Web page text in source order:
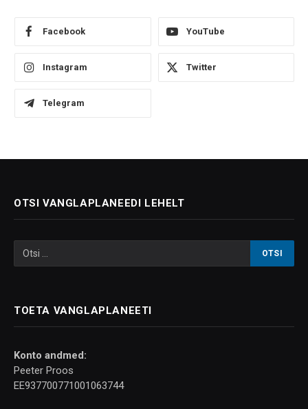
Facebook YouTube
Instagram Twitter
Telegram
OTSI VANGLAPLANEEDI LEHELT
TOETA VANGLAPLANEETI
Konto andmed:
Peeter Proos
EE937700771001063744